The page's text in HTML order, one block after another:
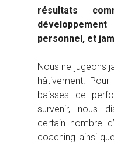
résultats
personnel, et
Nous ne jugeons
hâtivement.
baisses de
survenir, nous
certain nombre
coaching ainsi